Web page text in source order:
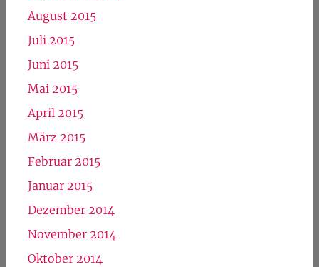
August 2015
Juli 2015
Juni 2015
Mai 2015
April 2015
März 2015
Februar 2015
Januar 2015
Dezember 2014
November 2014
Oktober 2014